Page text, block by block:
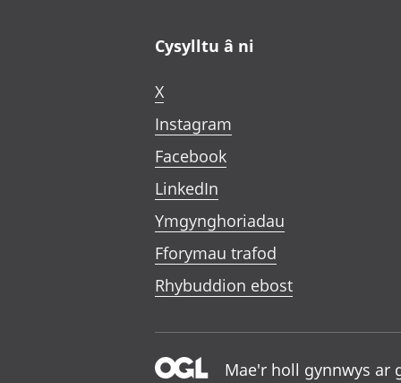
Cysylltu â ni
X
Instagram
Facebook
LinkedIn
Ymgynghoriadau
Fforymau trafod
Rhybuddion ebost
Mae'r holl gynnwys ar